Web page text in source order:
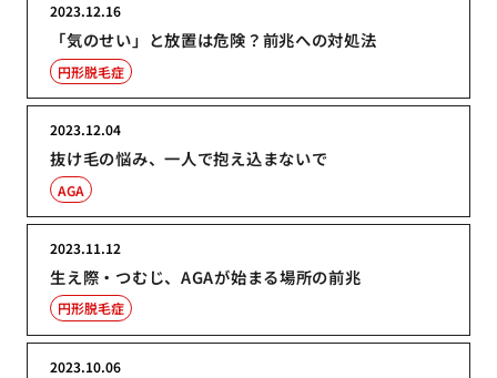
「気のせい」と放置は危険？前兆への対処法
2023.12.16
円形脱毛症
抜け毛の悩み、一人で抱え込まないで
2023.12.04
AGA
生え際・つむじ、AGAが始まる場所の前兆
2023.11.12
円形脱毛症
2023.10.06